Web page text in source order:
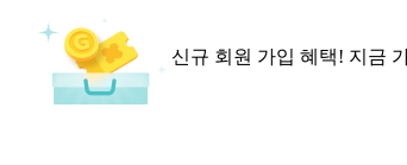
신규 회원 가입 혜택! 지금